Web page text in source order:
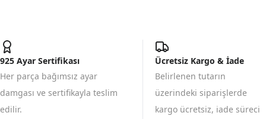
925 Ayar Sertifikası
Her parça bağımsız ayar
damgası ve sertifikayla teslim
edilir.
Ücretsiz Kargo & İade
Belirlenen tutarın
üzerindeki siparişlerde
kargo ücretsiz, iade süreci